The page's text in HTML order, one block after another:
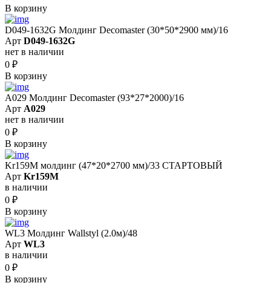
В корзину
D049-1632G Молдинг Decomaster (30*50*2900 мм)/16
Арт D049-1632G
нет в наличии
0 ₽
В корзину
A029 Молдинг Decomaster (93*27*2000)/16
Арт A029
нет в наличии
0 ₽
В корзину
Kr159M молдинг (47*20*2700 мм)/33 СТАРТОВЫЙ
Арт Kr159M
в наличии
0 ₽
В корзину
WL3 Молдинг Wallstyl (2.0м)/48
Арт WL3
в наличии
0 ₽
В корзину